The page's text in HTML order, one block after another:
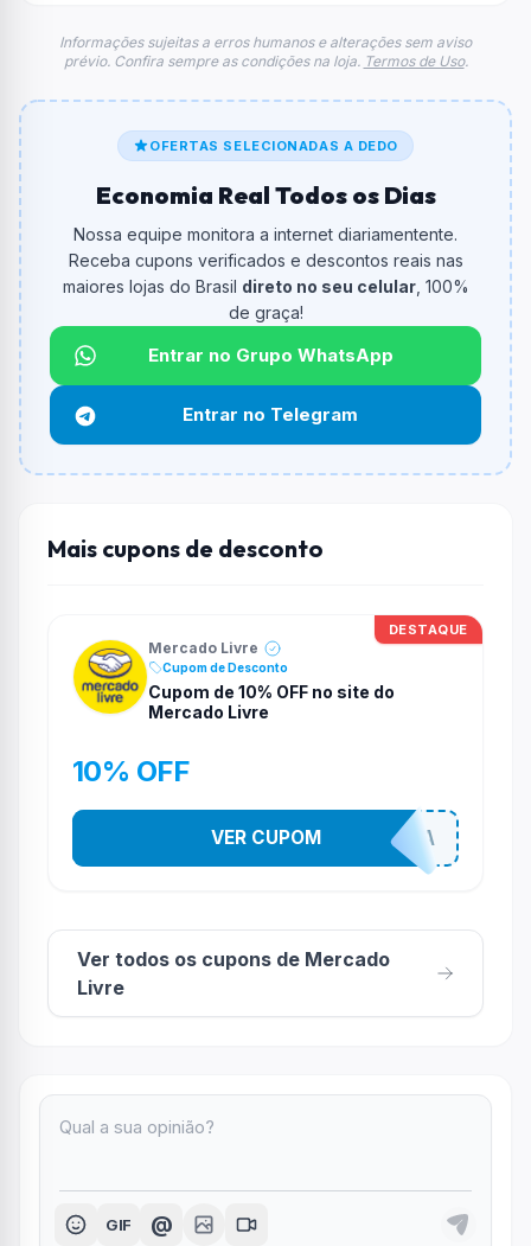
o teto de R$ 200,00. Depois disso, o limite de
desconto não aumenta, mesmo em grandes compras.
O código éOFFNOMELI.
De quanto é o desconto?
Qual é o valor minimo de compra?
O valor minimo de compra é R$ 149,00.
Qual é o desconto máximo?
Até
Funciona em qualquer produto?
Não necessariamente. Depende de itens participantes
e alguns vendedores ou produtos especificos podem
Informações sujeitas a erros humanos e alterações sem aviso
prévio. Confira sempre as condições na loja. Termos de Uso.
OFERTAS SELECIONADAS A DEDO
Economia Real Todos os Dias
Nossa equipe monitora a internet diariamentente.
Receba cupons verificados e descontos reais nas
maiores lojas do Brasil direto no seu celular, 100%
de graça!
Entrar no Grupo WhatsApp
Entrar no Telegram
Mais cupons de desconto
DESTAQUE
Mercado Livre
Cupom de Desconto
Cupom de 10% OFF no site do
Mercado Livre
10% OFF
TODEBOA
VER CUPOM
Ver todos os cupons de Mercado
Livre
GIF @